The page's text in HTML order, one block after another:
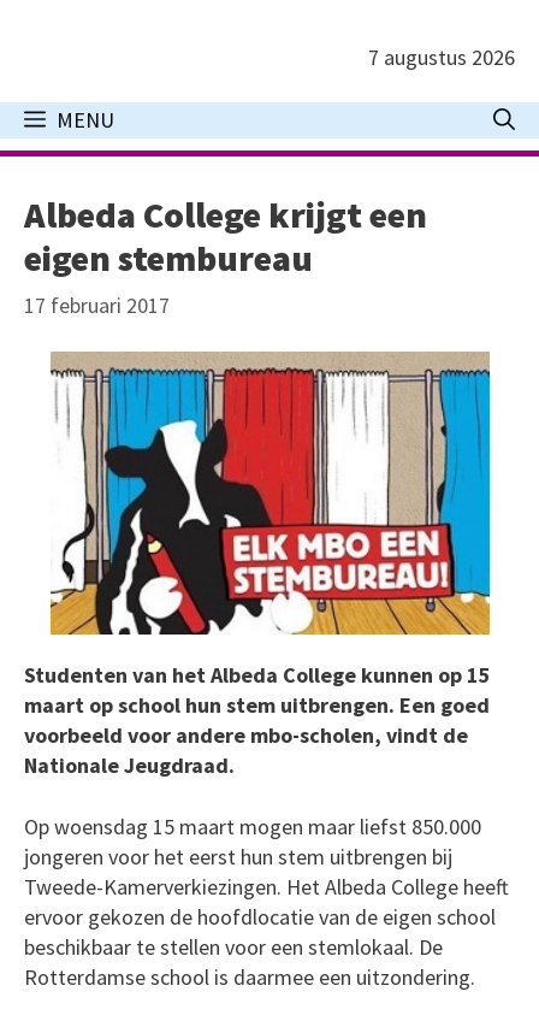
inhoud
7 augustus 2026
MENU
Albeda College krijgt een
eigen stembureau
17 februari 2017
Studenten van het Albeda College kunnen op 15
maart op school hun stem uitbrengen. Een goed
voorbeeld voor andere mbo-scholen, vindt de
Nationale Jeugdraad.
Op woensdag 15 maart mogen maar liefst 850.000
jongeren voor het eerst hun stem uitbrengen bij
Tweede-Kamerverkiezingen. Het Albeda College heeft
ervoor gekozen de hoofdlocatie van de eigen school
beschikbaar te stellen voor een stemlokaal. De
Rotterdamse school is daarmee een uitzondering.